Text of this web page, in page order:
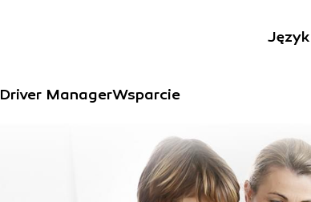
Język
Driver ManagerWsparcie